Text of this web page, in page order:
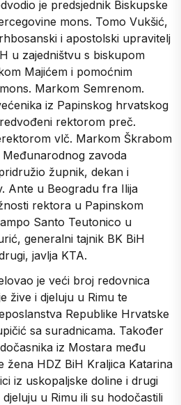
je predsjednik Biskupske
mons. Tomo Vukšić,
i apostolski upravitelj
u zajedništvu s biskupom
Majićem i pomoćnim
Markom Semrenom.
iz Papinskog hrvatskog
rektorom preč.
vlč. Markom Škrabom
zavoda
župnik, dekan i
Ante u Beogradu fra Ilija
rektora u Papinskom
Santo Teutonico u
generalni tajnik BK BiH
javlja KTA.
je veći broj redovnica
žive i djeluju u Rimu te
Republike Hrvatske
sa suradnicama. Također
iz Mostara među
žena HDZ BiH Kraljica Katarina
iz uskopaljske doline i drugi
u Rimu ili su hodočastili